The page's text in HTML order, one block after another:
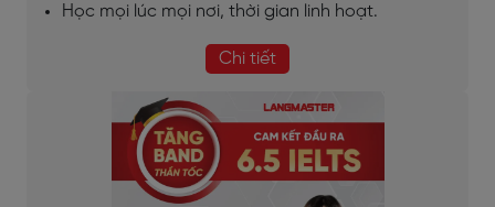
Học mọi lúc mọi nơi, thời gian linh hoạt.
Chi tiết